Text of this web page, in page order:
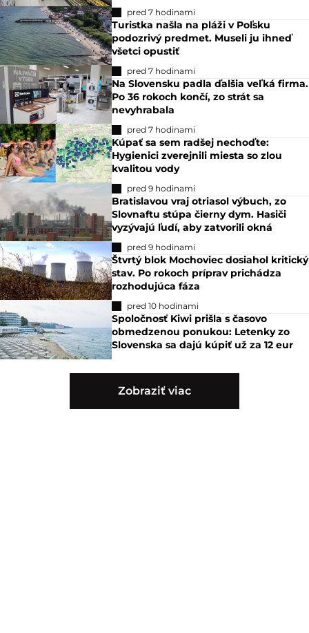
pred 7 hodinami
Turistka našla na pláži v Poľsku
podozrivý predmet. Museli ju ihneď
všetci opustiť
pred 7 hodinami
Na Slovensku padla ďalšia veľká firma.
Po 36 rokoch končí, zo strát sa
nevyhrabala
pred 7 hodinami
Kúpať sa sem radšej nechoďte:
Hygienici zverejnili miesta so zlou
kvalitou vody
pred 9 hodinami
Bratislavou vraj otriasol výbuch, zo
Slovnaftu stúpa čierny dym. Hasiči
vyzývajú ľudí, aby zatvorili okná
pred 9 hodinami
Štvrtý blok Mochoviec dosiahol kritický
stav. Po rokoch príprav prichádza
rozhodujúca fáza
pred 10 hodinami
Spoločnosť Kiwi prišla s časovo
obmedzenou ponukou: Letenky zo
Slovenska sa dajú kúpiť už za 12 eur
Zobraziť viac